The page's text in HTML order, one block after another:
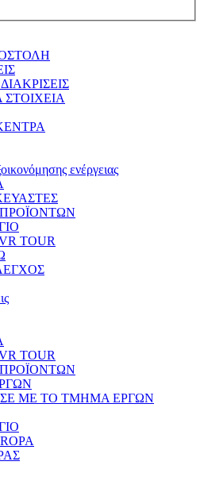
ενέργειας
TOUR
TOUR
ΜΕ ΤΟ ΤΜΗΜΑ ΕΡΓΩΝ